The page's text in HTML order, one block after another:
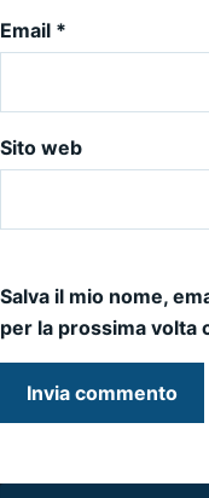
Email *
Sito web
Salva il mio nome,
per la prossima volta